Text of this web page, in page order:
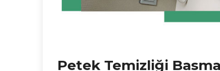
Petek Temizliği